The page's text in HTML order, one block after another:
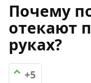
Почему
отекают
руках?
+5